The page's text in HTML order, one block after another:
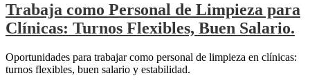
Trabaja como Personal de Limpieza para
Clínicas: Turnos Flexibles, Buen Salario.
Oportunidades para trabajar como personal de limpieza en clínicas:
turnos flexibles, buen salario y estabilidad.